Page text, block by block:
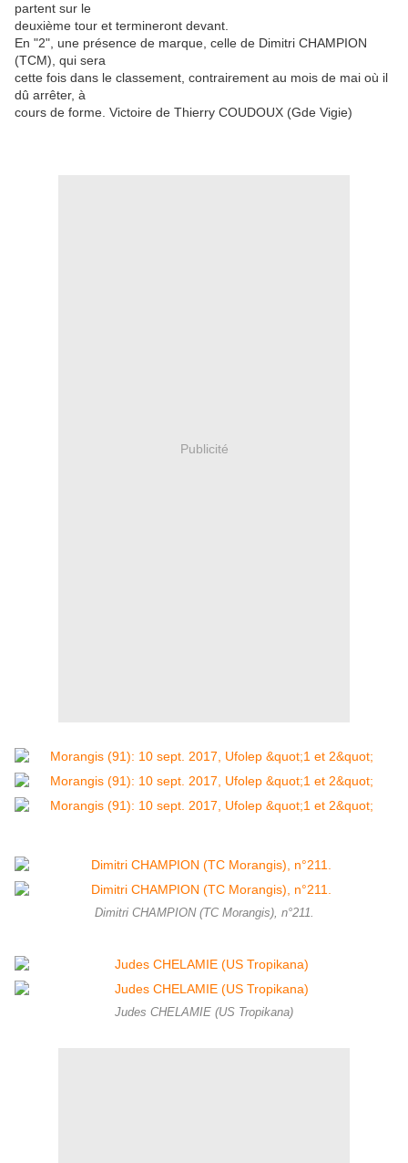
partent sur le
deuxième tour et termineront devant.
En "2", une présence de marque, celle de Dimitri CHAMPION
(TCM), qui sera
cette fois dans le classement, contrairement au mois de mai où il
dû arrêter, à
cours de forme. Victoire de Thierry COUDOUX (Gde Vigie)
Publicité
Dimitri CHAMPION (TC Morangis), n°211.
Judes CHELAMIE (US Tropikana)